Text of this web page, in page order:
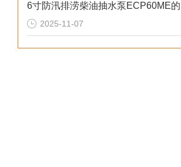
2025-11-07